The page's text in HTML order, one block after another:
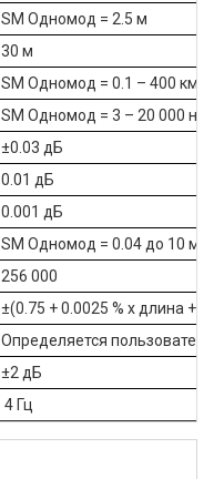
SM Одномод = 2.5 м
30 м
SM Одномод = 0.1 – 400 км
SM Одномод = 3 – 20 000 нс
±0.03 дБ
0.01 дБ
0.001 дБ
SM Одномод = 0.04 до 10 м
256 000
±(0.75 + 0.0025 % x длина +
Определяется
±2 дБ
4 Гц